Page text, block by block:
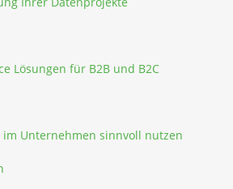
Lösungen für B2B und B2C
Unternehmen sinnvoll nutzen